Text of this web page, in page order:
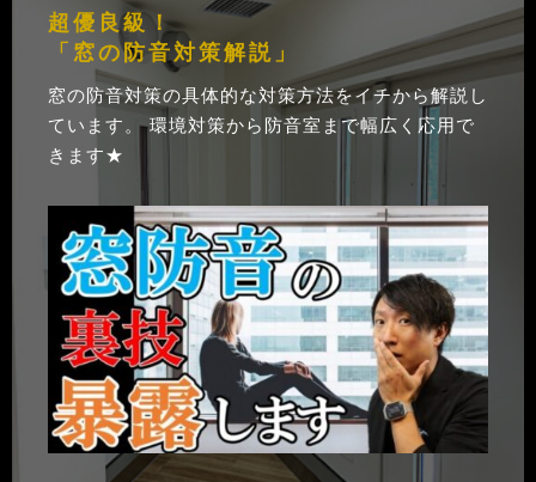
超優良級！
「窓の防音対策解説」
窓の防音対策の具体的な対策方法をイチから解説し
ています。 環境対策から防音室まで幅広く応用で
きます★